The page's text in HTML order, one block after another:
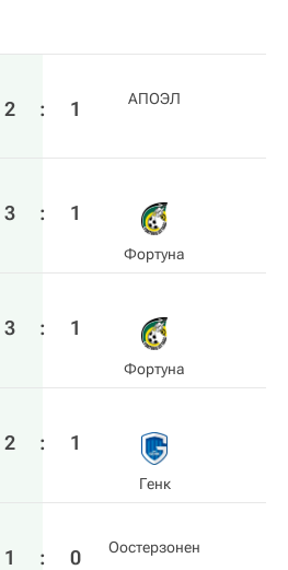
2 : 1 АПОЭЛ
3 : 1
Фортуна
3 : 1
Фортуна
2 : 1
Генк
1 : 0 Оостерзонен